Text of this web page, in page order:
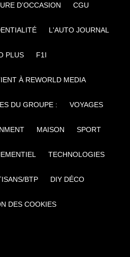
D’OCCASION CGU
L'AUTO JOURNAL
PLUS F1I
À REWORLD MEDIA
DU GROUPE : VOYAGES
MAISON SPORT
TECHNOLOGIES
BTP DIY DÉCO
DES COOKIES